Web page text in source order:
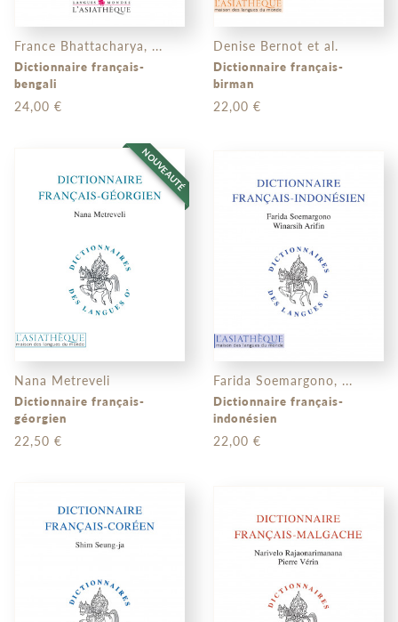
France Bhattacharya, ...
Dictionnaire français-
bengali
24,00 €
Denise Bernot et al.
Dictionnaire français-
birman
22,00 €
NOUVEAUTÉ
Nana Metreveli
Dictionnaire français-
géorgien
22,50 €
Farida Soemargono, ...
Dictionnaire français-
indonésien
22,00 €